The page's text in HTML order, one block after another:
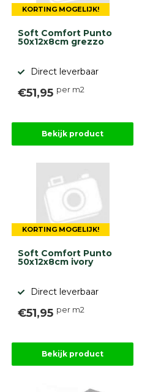
KORTING MOGELIJK!
Soft Comfort Punto
50x12x8cm grezzo
Direct leverbaar
€51,95 per m2
Bekijk product
KORTING MOGELIJK!
Soft Comfort Punto
50x12x8cm ivory
Direct leverbaar
€51,95 per m2
Bekijk product